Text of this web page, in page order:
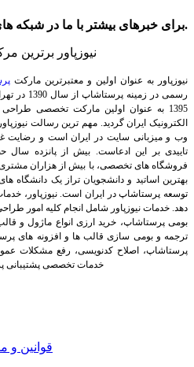
برای خبرهای بیشتر با ما در شبکه های اجتماعی همراه باشید.
نیوزپاور برترین
نیوزپاور به عنوان اولین و معتبرترین مارکت
رسمی در
1395 به عنوان اولین مارکت تخصصی
الکترونیک ایران گردید. مهم ترین رسالت
وب و میزبانی سایت در ایران است و رضایت
تاییدی بر این ادعاست. بیش از پانزده سال
فروشگاه های تخصصی، با بیش از هزاران
بهترین اساتید و دانشجویان تراز یک دانشگاه
توسعه پرستاشاپ در ایران است.نیوزپاور،
دهد. خدمات نیوزپاور شامل انجام کلیه امور
بومی پرستاشاپ، خرید ارزی انواع ماژول و
ترجمه و بومی سازی قالب ها و افزونه های
پرستاشاپ، اصلاح کدنویسی، رفع مشکلات
خدمات تخصصی پشتیبانی
قوانین و